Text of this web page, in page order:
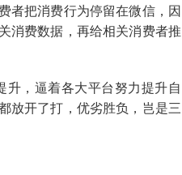
者把消费行为停留在微信，因
消费数据，再给相关消费者推
，逼着各大平台努力提升自
放开了打，优劣胜负，岂是三